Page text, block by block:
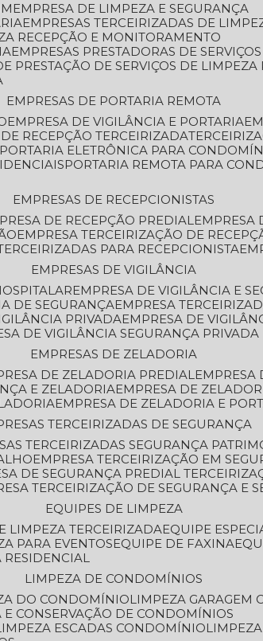
EMPRESA DE LIMPEZA E SEGURANÇA
EMPRESAS TERCEIRIZADAS DE
RECEPÇÃO E MONITORAMENTO
EMPRESAS PRESTADORAS DE
PRESTAÇÃO DE SERVIÇOS DE
EMPRESAS DE PORTARIA REMOTA
EMPRESA DE VIGILÂNCIA E PORTARIA
DE RECEPÇÃO TERCEIRIZADA
PORTARIA ELETRÔNICA PARA
PORTARIA REMOTA PARA
EMPRESAS DE RECEPCIONISTAS
DE RECEPÇÃO PREDIAL
EMPRESA TERCEIRIZAÇÃO DE
TERCEIRIZADAS PARA RECEPCIONISTA
EMPRESAS DE VIGILÂNCIA
EMPRESA DE VIGILÂNCIA E
DE SEGURANÇA
EMPRESA
PRIVADA
EMPRESA DE
DE VIGILÂNCIA SEGURANÇA PRIVADA
EMPRESAS DE ZELADORIA
DE ZELADORIA PREDIAL
E ZELADORIA EMPRESA DE
EMPRESA DE ZELADORIA E
TERCEIRIZADAS DE SEGURANÇA
TERCEIRIZADAS SEGURANÇA
EMPRESA TERCEIRIZAÇÃO EM
DE SEGURANÇA PREDIAL
TERCEIRIZAÇÃO DE SEGURANÇA E
EQUIPES DE LIMPEZA
LIMPEZA TERCEIRIZADA EQUIPE
PARA EVENTOS EQUIPE DE FAXINA
RESIDENCIAL
LIMPEZA DE CONDOMÍNIOS
DO CONDOMÍNIO LIMPEZA
E CONSERVAÇÃO DE CONDOMÍNIOS
LIMPEZA ESCADAS CONDOMÍNIO